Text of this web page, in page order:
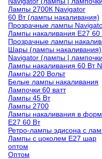
Лампы 2700К Navigator
60 Вт (лампы накаливания)
Прозрачные лампы
Лампы накаливания E27 60
Прозрачные лампы
Шары (лампы накаливания)
Navigator (лампы |
Лампы накаливания 60 Вт
Лампы 220 Вольт
Белые лампы накаливания
Лампочки 60 ватт
Лампы 45 Вт
Лампы 2700
Лампы накаливания в
E27 60 Вт
Ретро-лампы эдисона с
Лампы с цоколем Е27 шар
оптом
Оптом